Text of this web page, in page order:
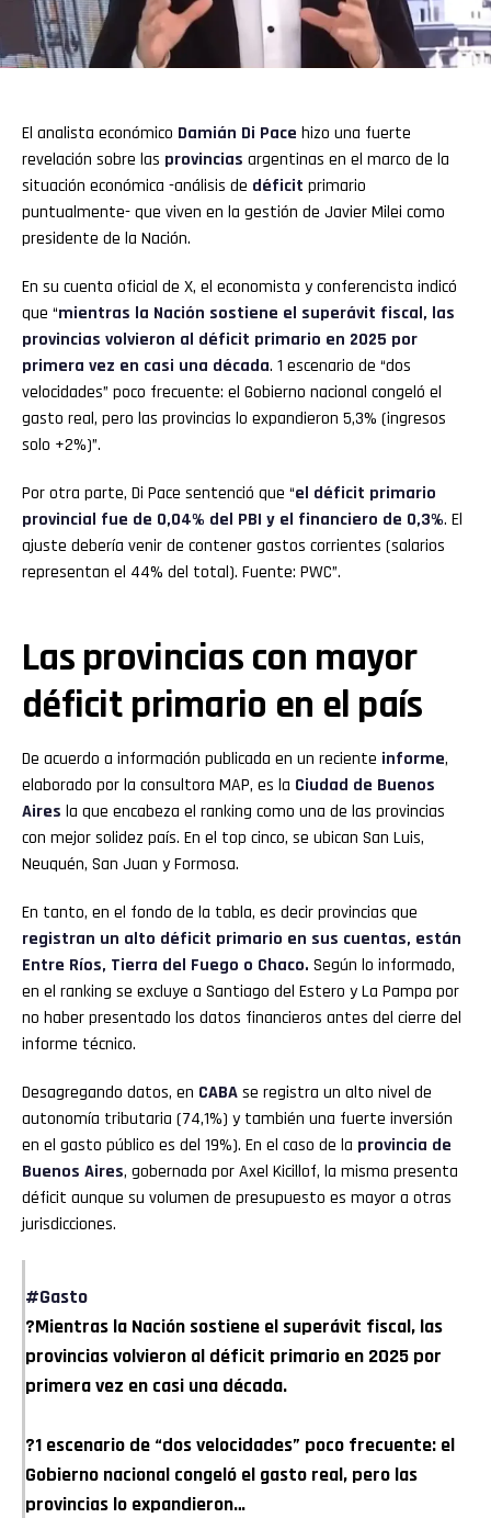
El analista económico Damián Di Pace hizo una fuerte
revelación sobre las provincias argentinas en el marco de la
situación económica -análisis de déficit primario
puntualmente- que viven en la gestión de Javier Milei como
presidente de la Nación.
En su cuenta oficial de X, el economista y conferencista indicó
que “mientras la Nación sostiene el superávit fiscal, las
provincias volvieron al déficit primario en 2025 por
primera vez en casi una década. 1 escenario de “dos
velocidades” poco frecuente: el Gobierno nacional congeló el
gasto real, pero las provincias lo expandieron 5,3% (ingresos
solo +2%)”.
Por otra parte, Di Pace sentenció que “el déficit primario
provincial fue de 0,04% del PBI y el financiero de 0,3%. El
ajuste debería venir de contener gastos corrientes (salarios
representan el 44% del total). Fuente: PWC”.
Las provincias con mayor
déficit primario en el país
De acuerdo a información publicada en un reciente informe,
elaborado por la consultora MAP, es la Ciudad de Buenos
Aires la que encabeza el ranking como una de las provincias
con mejor solidez país. En el top cinco, se ubican San Luis,
Neuquén, San Juan y Formosa.
En tanto, en el fondo de la tabla, es decir provincias que
registran un alto déficit primario en sus cuentas, están
Entre Ríos, Tierra del Fuego o Chaco. Según lo informado,
en el ranking se excluye a Santiago del Estero y La Pampa por
no haber presentado los datos financieros antes del cierre del
informe técnico.
Desagregando datos, en CABAse registra un alto nivel de
autonomía tributaria (74,1%) y también una fuerte inversión
en el gasto público es del 19%). En el caso de la provincia de
Buenos Aires, gobernada por Axel Kicillof, la misma presenta
déficit aunque su volumen de presupuesto es mayor a otras
jurisdicciones.
#Gasto
?Mientras la Nación sostiene el superávit fiscal, las
provincias volvieron al déficit primario en 2025 por
primera vez en casi una década.
?1 escenario de “dos velocidades” poco frecuente: el
Gobierno nacional congeló el gasto real, pero las
provincias lo expandieron…